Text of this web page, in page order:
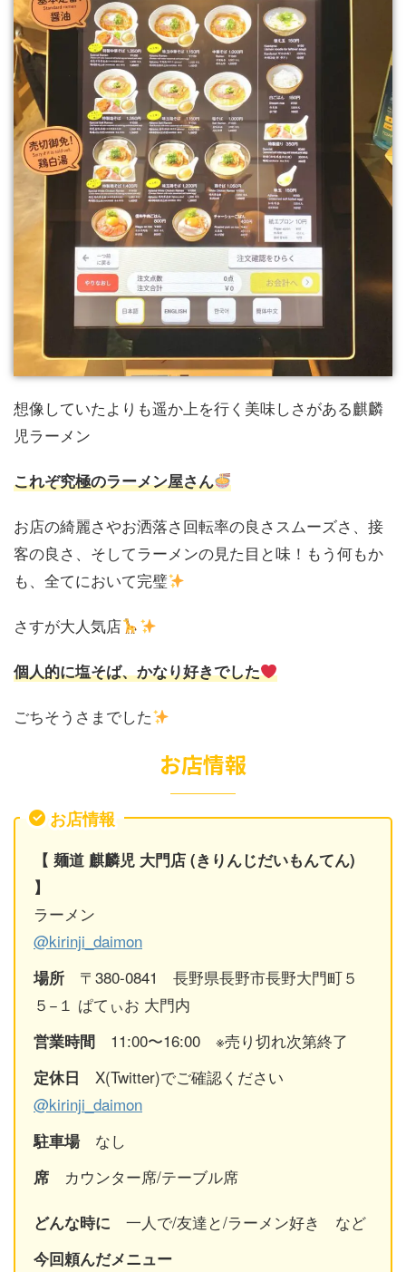
想像していたよりも遥か上を行く美味しさがある麒麟
児ラーメン
これぞ究極のラーメン屋さん
お店の綺麗さやお洒落さ回転率の良さスムーズさ、接
客の良さ、そしてラーメンの見た目と味！もう何もか
も、全てにおいて完璧
さすが大人気店
個人的に塩そば、かなり好きでした
ごちそうさまでした
お店情報
お店情報
【 麺道 麒麟児 大門店 (きりんじだいもんてん)
】
ラーメン
@kirinji_daimon
場所 〒380-0841 長野県長野市長野大門町５
５−１ ぱてぃお 大門内
営業時間 11:00〜16:00 ※売り切れ次第終了
定休日
X(Twitter)でご確認ください
@kirinji_daimon
駐車場なし
席 カウンター席/テーブル席
どんな時に 一人で/友達と/ラーメン好き など
今回頼んだメニュー